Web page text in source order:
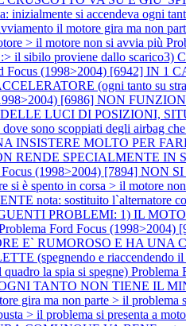
inizialmente si accendeva ogni
il motore gira ma non
> il motore non si avvia più
il sibilo proviene dallo scarico3)
Focus (1998>2004) [6942] IN
(ogni tanto su
[6986] NON
LUCI DI POSIZIONI,
sono scoppiati degli airbag
INSISTERE MOLTO PER
RENDE SPECIALMENTE
(1998>2004) [7894] NON
si è spento in corsa > il motore
nota: sostituito l`alternatore
PROBLEMI: 1) IL
Ford Focus
E` RUMOROSO E HA UNA
(spegnendo e
la spia si spegne) Problema
TANTO NON TIENE IL
gira ma non parte > il
> il problema si presenta a